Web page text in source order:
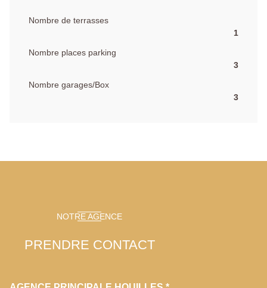
Nombre de terrasses
1
Nombre places parking
3
Nombre garages/Box
3
NOTRE AGENCE
PRENDRE CONTACT